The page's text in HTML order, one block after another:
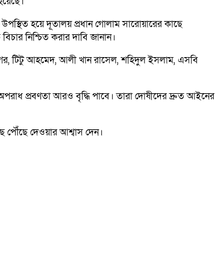
হয়ে দূতালয় প্রধান গোলাম সারোয়ারের কাছে
নিশ্চিত করার দাবি জানান।
টিটু আহমেদ, আলী খান রাসেল, শহিদুল ইসলাম, এসবি
প্রবণতা আরও বৃদ্ধি পাবে। তারা দোষীদের দ্রুত আইনের
পৌঁছে দেওয়ার আশ্বাস দেন।